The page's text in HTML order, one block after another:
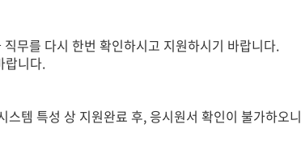
무를 다시 한번 확인하시고 지원하시기 바랍니다.
랍니다.
템 특성 상 지원완료 후, 응시원서 확인이 불가하오